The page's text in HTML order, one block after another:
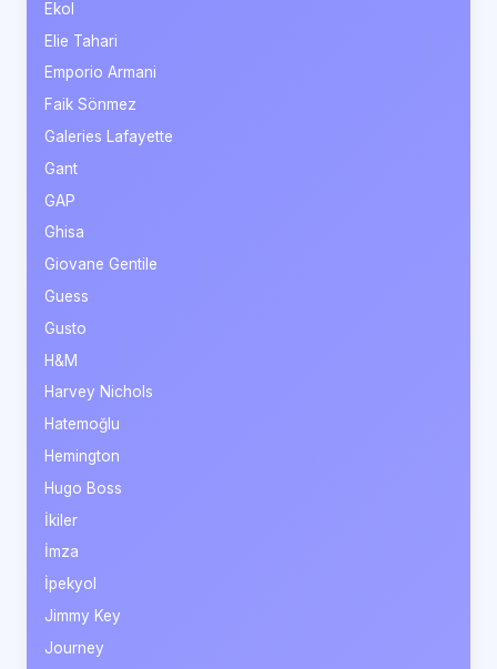
Ekol
Elie Tahari
Emporio Armani
Faik Sönmez
Galeries Lafayette
Gant
GAP
Ghisa
Giovane Gentile
Guess
Gusto
H&M
Harvey Nichols
Hatemoğlu
Hemington
Hugo Boss
İkiler
İmza
İpekyol
Jimmy Key
Journey